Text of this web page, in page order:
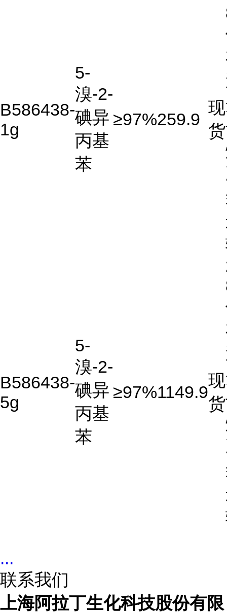
B586438-
1g
5-
溴-2-
碘异
丙基
苯
≥97%259.9
现
货
B586438-
5g
5-
溴-2-
碘异
丙基
苯
≥97%1149.9
现
货
...
联系我们
上海阿拉丁生化科技股份有限